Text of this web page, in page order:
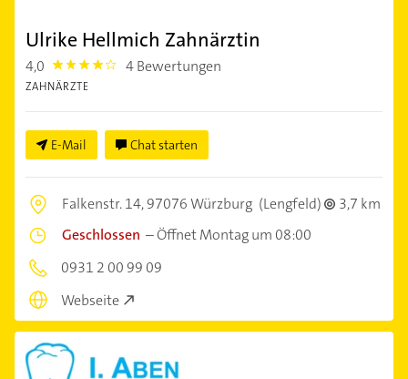
Ulrike Hellmich Zahnärztin
4,0 4.0 4 Bewertungen
ZAHNÄRZTE
E-Mail Chat starten
Falkenstr. 14,97076 Würzburg (Lengfeld)
3,7 km
Geschlossen –Öffnet Montag um 08:00
0931 2 00 99 09
Webseite